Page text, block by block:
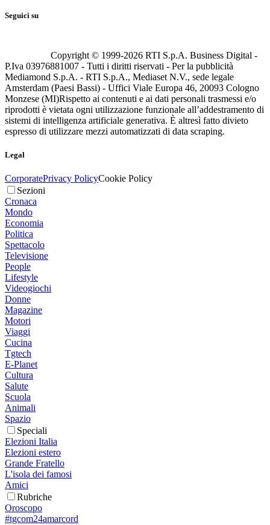
Seguici su
Copyright © 1999-2026 RTI S.p.A. Business Digital -
P.Iva 03976881007 - Tutti i diritti riservati - Per la pubblicità
Mediamond S.p.A. - RTI S.p.A., Mediaset N.V., sede legale
Amsterdam (Paesi Bassi) - Uffici Viale Europa 46, 20093 Cologno
Monzese (MI)Rispetto ai contenuti e ai dati personali trasmessi e/o
riprodotti è vietata ogni utilizzazione funzionale all’addestramento di
sistemi di intelligenza artificiale generativa. È altresì fatto divieto
espresso di utilizzare mezzi automatizzati di data scraping.
Legal
CorporatePrivacy PolicyCookie Policy
Sezioni
Cronaca
Mondo
Economia
Politica
Spettacolo
Televisione
People
Lifestyle
Videogiochi
Donne
Magazine
Motori
Viaggi
Cucina
Tgtech
E-Planet
Cultura
Salute
Scuola
Animali
Spazio
Speciali
Elezioni Italia
Elezioni estero
Grande Fratello
L'isola dei famosi
Amici
Rubriche
Oroscopo
#tgcom24amarcord